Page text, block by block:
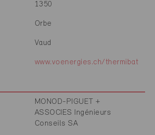
1350
Orbe
Vaud
www.voenergies.ch/thermibat
MONOD-PIGUET +
ASSOCIES Ingénieurs
Conseils SA